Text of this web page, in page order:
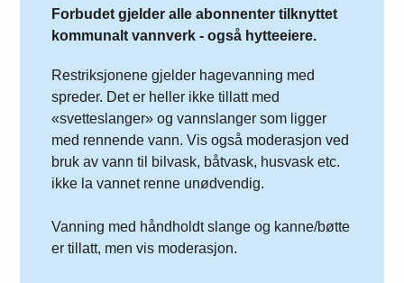
Forbudet gjelder alle abonnenter tilknyttet
kommunalt vannverk - også hytteeiere.
Restriksjonene gjelder hagevanning med
spreder. Det er heller ikke tillatt med
«svetteslanger» og vannslanger som ligger
med rennende vann. Vis også moderasjon ved
bruk av vann til bilvask, båtvask, husvask etc.
ikke la vannet renne unødvendig.
Vanning med håndholdt slange og kanne/bøtte
er tillatt, men vis moderasjon.